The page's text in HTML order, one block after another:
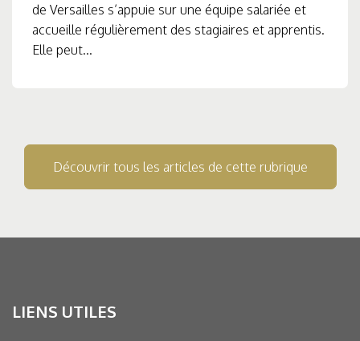
de Versailles s’appuie sur une équipe salariée et
accueille régulièrement des stagiaires et apprentis.
Elle peut...
Découvrir tous les articles de cette rubrique
LIENS UTILES